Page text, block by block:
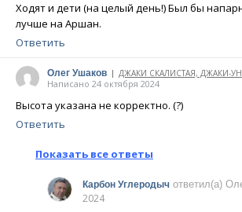
Ходят и дети (на целый день!) Был бы
лучше на Аршан.
Ответить
Олег Ушаков | ДЖАКИ СКАЛИСТАЯ, ДЖАКИ-
Написано 24 октября 2024
Высота указана не корректно. (?)
Ответить
Показать все ответы
Карбон Углеродыч ответил(а)
2024